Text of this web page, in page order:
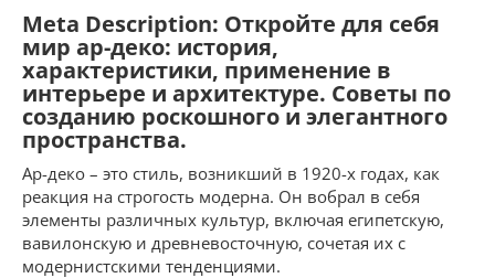
Meta Description: Откройте для себя
мир ар-деко: история,
характеристики, применение в
интерьере и архитектуре. Советы по
созданию роскошного и элегантного
пространства.
Ар-деко – это стиль, возникший в 1920-х годах, как
реакция на строгость модерна. Он вобрал в себя
элементы различных культур, включая египетскую,
вавилонскую и древневосточную, сочетая их с
модернистскими тенденциями.